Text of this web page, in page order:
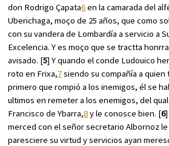
don Rodrigo Çapata6en la camarada del
Uberichaga, moço de 25 años, que como
con su vandera de Lombardía a servicio a
Excelencia. Y es moço que se tractta
avisado. [5] Y quando el conde Ludouico
roto en Frixa,7siendo su compañía a quien
primero que rompió a los inemigos, él se
ultimos en remeter a los enemigos, del
Francisco de Ybarra,8y le conosce bien. [6
merced con el señor secretario Albornoz
paresciere su virtud y servicios ayan